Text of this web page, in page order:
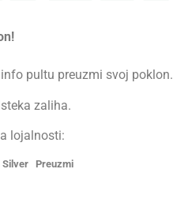
pultu preuzmi svoj poklon.
zaliha.
lojalnosti:
Silver Preuzmi